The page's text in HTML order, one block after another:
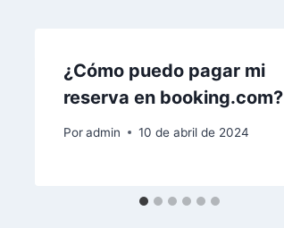
¿Cómo puedo pagar mi
reserva en booking.com?
Por admin 10 de abril de 2024